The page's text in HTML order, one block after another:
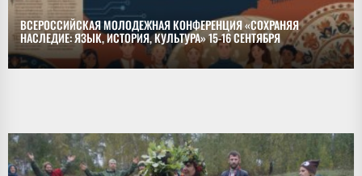
ВСЕРОССИЙСКАЯ МОЛОДЕЖНАЯ КОНФЕРЕНЦИЯ «СОХРАНЯЯ
НАСЛЕДИЕ: ЯЗЫК, ИСТОРИЯ, КУЛЬТУРА» 15-16 СЕНТЯБРЯ